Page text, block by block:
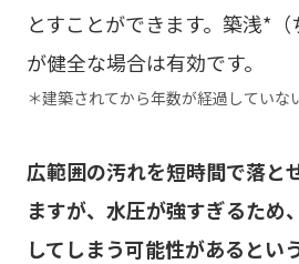
とすことができます。築浅*
が健全な場合は有効です。
＊建築されてから年数が経過していな
広範囲の汚れを短時間で落と
ますが、水圧が強すぎるため
してしまう可能性があるとい